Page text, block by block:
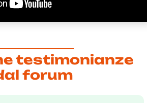
testimonianze
forum